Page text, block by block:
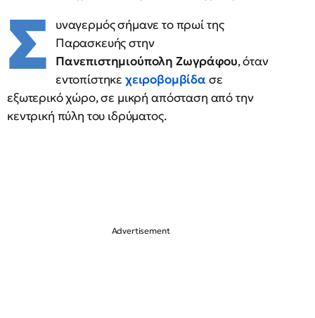
Σ
υναγερμός σήμανε το πρωί της
Παρασκευής στην
Πανεπιστημιούπολη Ζωγράφου, όταν
εντοπίστηκε χειροβομβίδα σε
εξωτερικό χώρο, σε μικρή απόσταση από την
κεντρική πύλη του ιδρύματος.